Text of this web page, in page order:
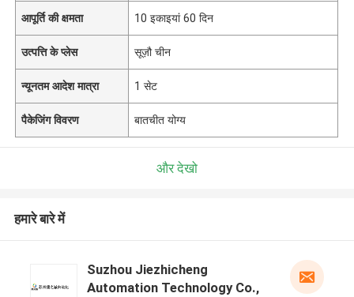
आपूर्ति की क्षमता 10 इकाइयां 60 दिन
उत्पत्ति के प्लेस सूज़ौ चीन
न्यूनतम आदेश मात्रा 1 सेट
पैकेजिंग विवरण बातचीत योग्य
और देखो
हमारे बारे में
Suzhou Jiezhicheng
Automation Technology Co.,